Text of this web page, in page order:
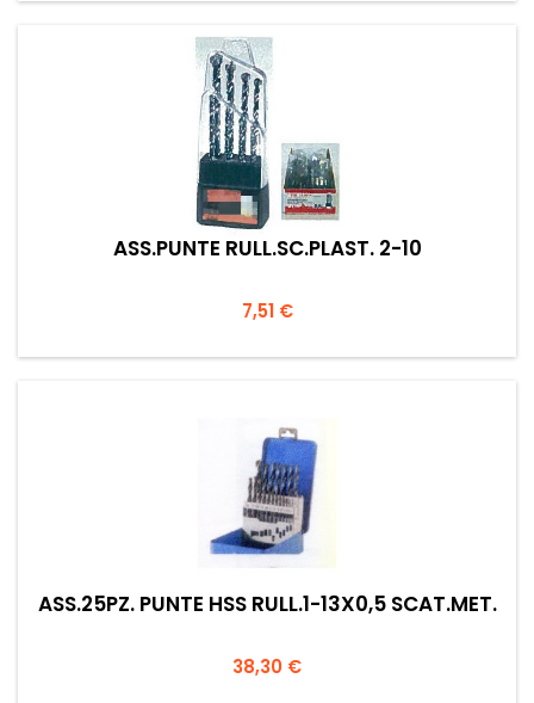
ASS.PUNTE RULL.SC.PLAST. 2-10
Prezzo
7,51 €
ASS.25PZ. PUNTE HSS RULL.1-13X0,5 SCAT.MET.
Prezzo
38,30 €